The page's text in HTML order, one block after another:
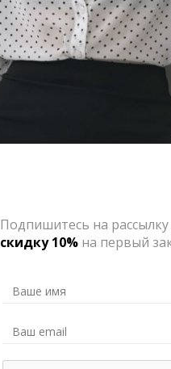
Подпишитесь на
скидку 10%на первый